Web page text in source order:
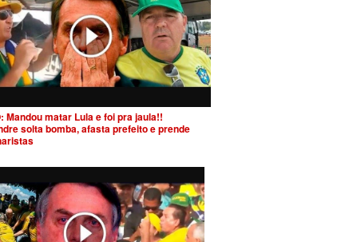
Mandou matar Lula e foi pra jaula!!
solta bomba, afasta prefeito e prende